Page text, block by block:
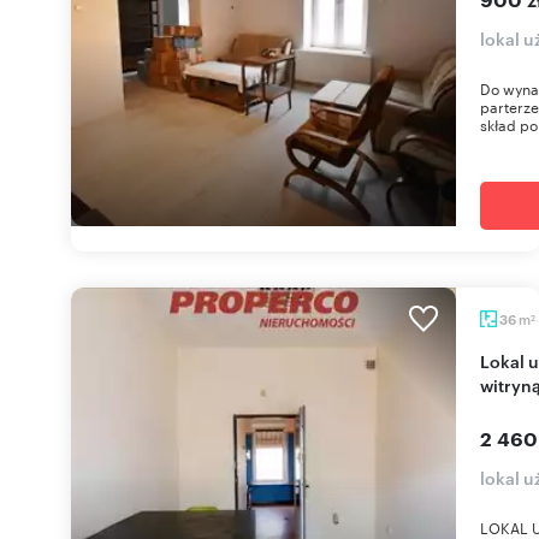
lokal
Do
skład
36 m2
Lokal użytkowy 36 m² w centrum Kielc z dużą
2
lokal
LOKAL